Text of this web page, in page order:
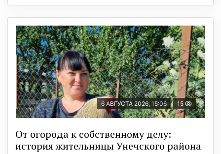
6 АВГУСТА 2026, 15:06 15
От огорода к собственному делу:
история жительницы Унечского района